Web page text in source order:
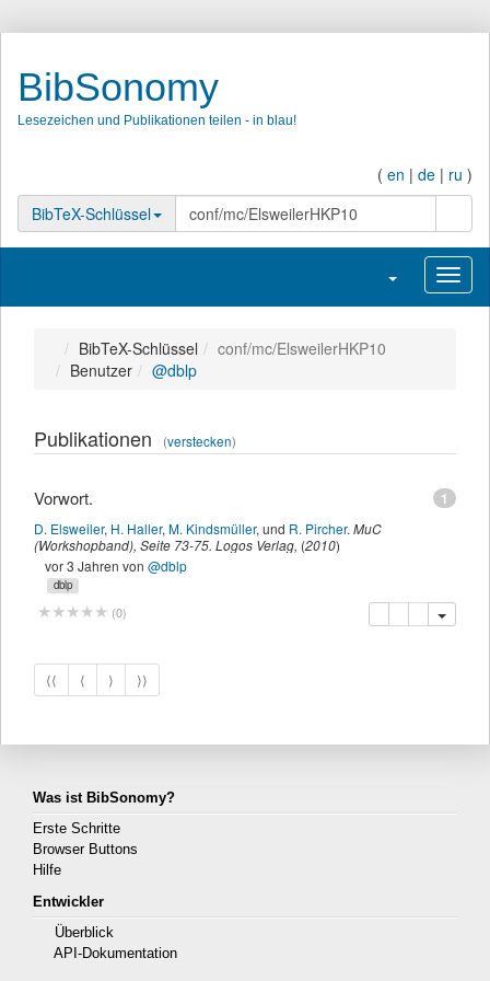
BibSonomy
Lesezeichen und Publikationen teilen - in blau!
( en | de | ru )
BibTeX-Schlüssel
Navigation
BibTeX-Schlüssel
conf/mc/ElsweilerHKP10
Benutzer
@dblp
Publikationen (verstecken)
1
Vorwort.
D. Elsweiler, H. Haller, M. Kindsmüller, und R. Pircher. MuC
(Workshopband), Seite 73-75. Logos Verlag, (2010)
vor 3 Jahrenvon@dblp
dblp
(0) LöschenDiese
⟨⟨ ⟨ ⟩ ⟩⟩
Was ist BibSonomy?
Erste Schritte
Browser Buttons
Hilfe
Entwickler
Überblick
API-Dokumentation